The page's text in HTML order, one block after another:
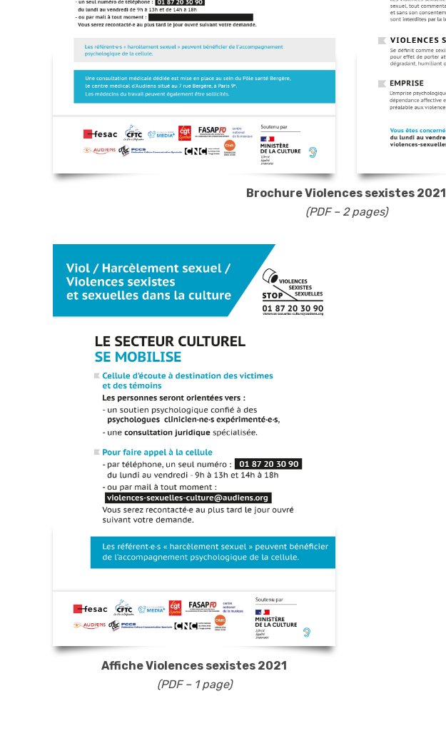
Brochure Violences sexistes 2021
(PDF – 2 pages)
Affiche Violences sexistes 2021
(PDF – 1 page)